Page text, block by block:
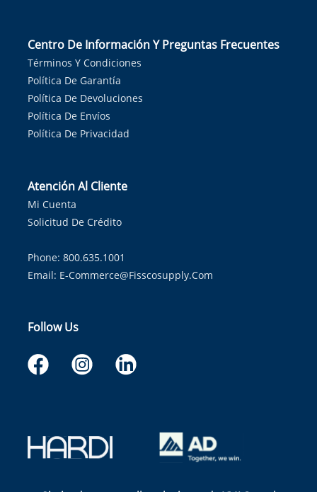
Centro De Información Y Preguntas Frecuentes
Términos Y Condiciones
Política De Garantía
Política De Devoluciones
Política De Envíos
Política De Privacidad
Atención Al Cliente
Mi Cuenta
Solicitud De Crédito
Phone: 800.635.1001
Email: E-Commerce@fisscosupply.com
Follow Us